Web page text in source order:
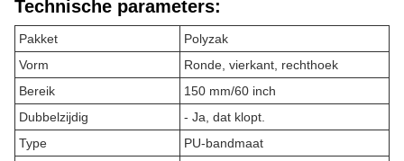
Technische parameters:
Pakket
Polyzak
Vorm
Ronde, vierkant, rechthoek
Bereik
150 mm/60 inch
Dubbelzijdig
- Ja, dat klopt.
Type
PU-bandmaat